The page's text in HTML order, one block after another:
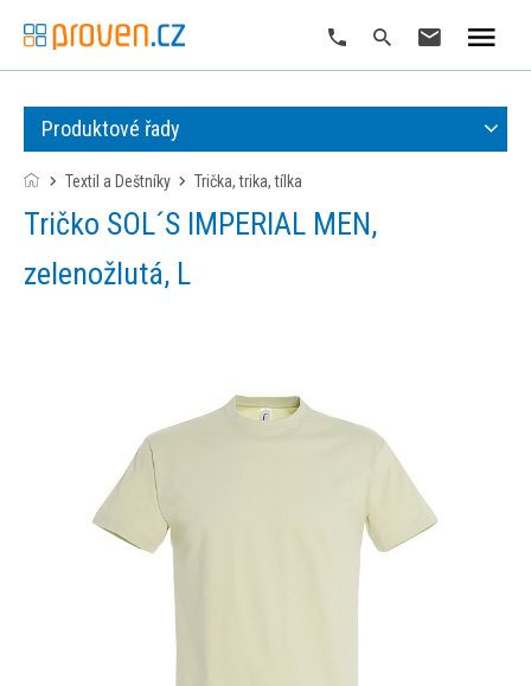
Produktové řady
Textil a Deštníky trička, trika, tílka
Tričko SOL´S IMPERIAL MEN,
zelenožlutá, L